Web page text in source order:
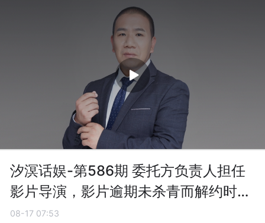
汐溟话娱-第586期 委托方负责人担任
影片导演，影片逾期未杀青而解约时，
违约金能否扣减？
08-17 07:53